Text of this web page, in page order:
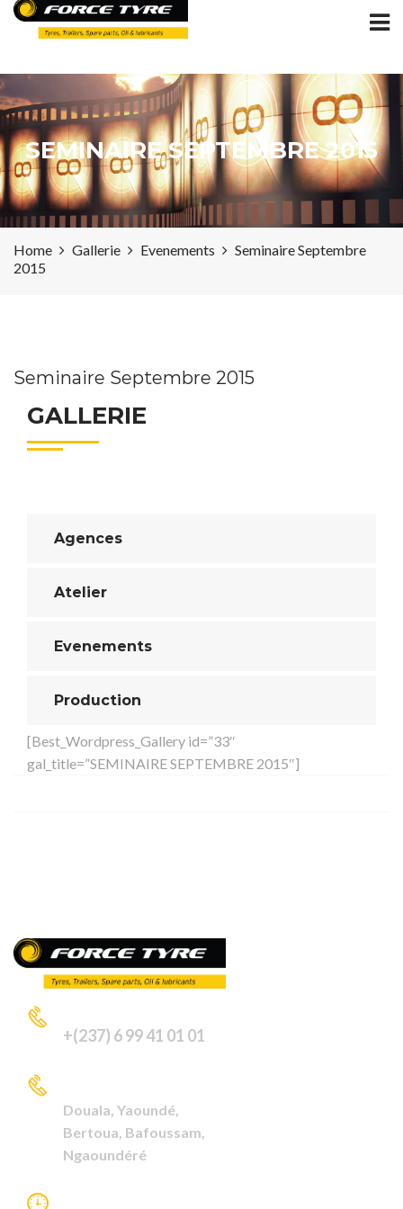
SEMINAIRE SEPTEMBRE 2015
Home Gallerie Evenements
Seminaire Septembre
2015
Seminaire Septembre 2015
GALLERIE
Agences
Atelier
Evenements
Production
[Best_Wordpress_Gallery id=”33″
gal_title=”SEMINAIRE SEPTEMBRE 2015″]
+(237) 6 99 41 01 01
Douala, Yaoundé,
Bertoua, Bafoussam,
Ngaoundéré